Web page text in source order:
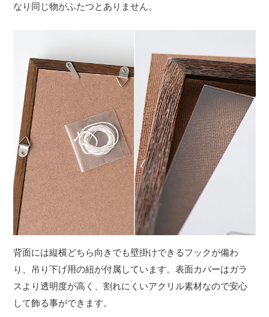
なり同じ物がふたつとありません。
背面には縦横どちら向きでも壁掛けできるフックが備わ
り、吊り下げ用の紐が付属しています。表面カバーはガラ
スより透明度が高く、割れにくいアクリル素材なので安心
して飾る事ができます。